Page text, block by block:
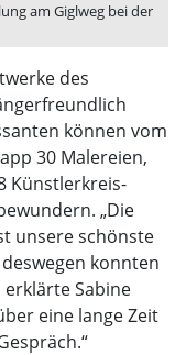
am Giglweg bei der
des
können vom
30 Malereien,
Künstlerkreis-
„Die
unsere schönste
konnten
Sabine
eine lange Zeit